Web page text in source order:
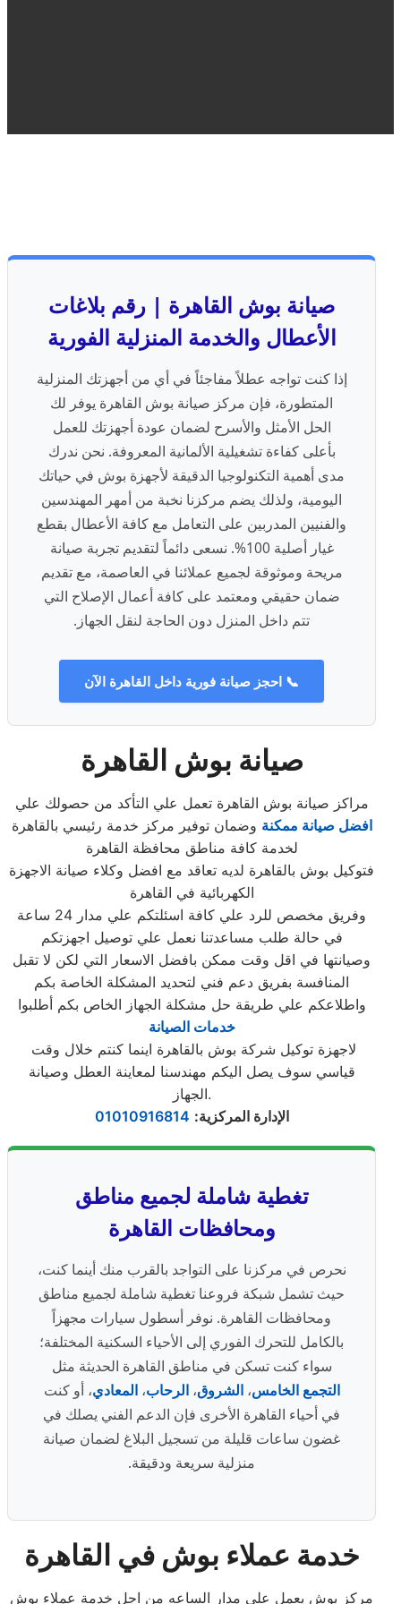
صيانة بوش القاهرة | رقم بلاغات
الأعطال والخدمة المنزلية الفورية
إذا كنت تواجه عطلاً مفاجئاً في أي من أجهزتك المنزلية
المتطورة، فإن مركز صيانة بوش القاهرة يوفر لك
الحل الأمثل والأسرح لضمان عودة أجهزتك للعمل
بأعلى كفاءة تشغيلية الألمانية المعروفة. نحن ندرك
مدى أهمية التكنولوجيا الدقيقة لأجهزة بوش في حياتك
اليومية، ولذلك يضم مركزنا نخبة من أمهر المهندسين
والفنيين المدربين على التعامل مع كافة الأعطال بقطع
غيار أصلية 100%. نسعى دائماً لتقديم تجربة صيانة
مريحة وموثوقة لجميع عملائنا في العاصمة، مع تقديم
ضمان حقيقي ومعتمد على كافة أعمال الإصلاح التي
تتم داخل المنزل دون الحاجة لنقل الجهاز.
📞 احجز صيانة فورية داخل القاهرة الآن
صيانة بوش القاهرة
مراكز صيانة بوش القاهرة تعمل علي التأكد من حصولك علي
افضل صيانة ممكنة وضمان توفير مركز خدمة رئيسي بالقاهرة
لخدمة كافة مناطق محافظة القاهرة
فتوكيل بوش بالقاهرة لديه تعاقد مع افضل وكلاء صيانة الاجهزة
الكهربائية في القاهرة
وفريق مخصص للرد علي كافة اسئلتكم علي مدار 24 ساعة
في حالة طلب مساعدتنا نعمل علي توصيل اجهزتكم
وصيانتها في اقل وقت ممكن بافضل الاسعار التي لكن لا تقبل
المنافسة بفريق دعم فني لتحديد المشكلة الخاصة بكم
واطلاعكم علي طريقة حل مشكلة الجهاز الخاص بكم أطلبوا
خدمات الصيانة
قياسي سوف يصل اليكم مهندسنا لمعاينة العطل وصيانة
الجهاز.
الإدارة المركزية:
01010916814
تغطية شاملة لجميع مناطق
ومحافظات القاهرة
نحرص في مركزنا على التواجد بالقرب منك أينما كنت،
حيث تشمل شبكة فروعنا تغطية شاملة لجميع مناطق
ومحافظات القاهرة. نوفر أسطول سيارات مجهزاً
بالكامل للتحرك الفوري إلى الأحياء السكنية المختلفة؛
سواء كنت تسكن في مناطق القاهرة الحديثة مثل
التجمع الخامس،الشروق،الرحاب،المعادي، أو كنت
في أحياء القاهرة الأخرى فإن الدعم الفني يصلك في
غضون ساعات قليلة من تسجيل البلاغ لضمان صيانة
منزلية سريعة ودقيقة.
خدمة عملاء بوش في القاهرة
مركز بوش يعمل على مدار الساعه من اجل خدمة عملاء بوش